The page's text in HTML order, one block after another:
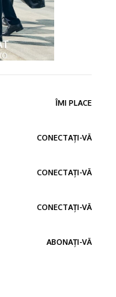
ÎMI PLACE
CONECTAȚI-VĂ
CONECTAȚI-VĂ
CONECTAȚI-VĂ
ABONAȚI-VĂ